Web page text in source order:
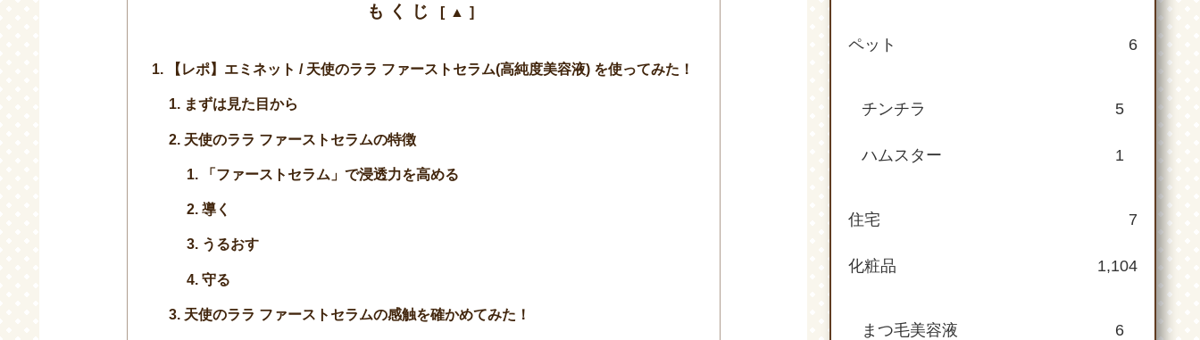
もくじ
【レポ】エミネット / 天使のララ ファーストセラム(高純度美容液) を使ってみた！
まずは見た目から
天使のララ ファーストセラムの特徴
「ファーストセラム」で浸透力を高める
導く
うるおす
守る
天使のララ ファーストセラムの感触を確かめてみた！
ペット 6
チンチラ 5
ハムスター 1
住宅 7
化粧品 1,104
まつ毛美容液 6